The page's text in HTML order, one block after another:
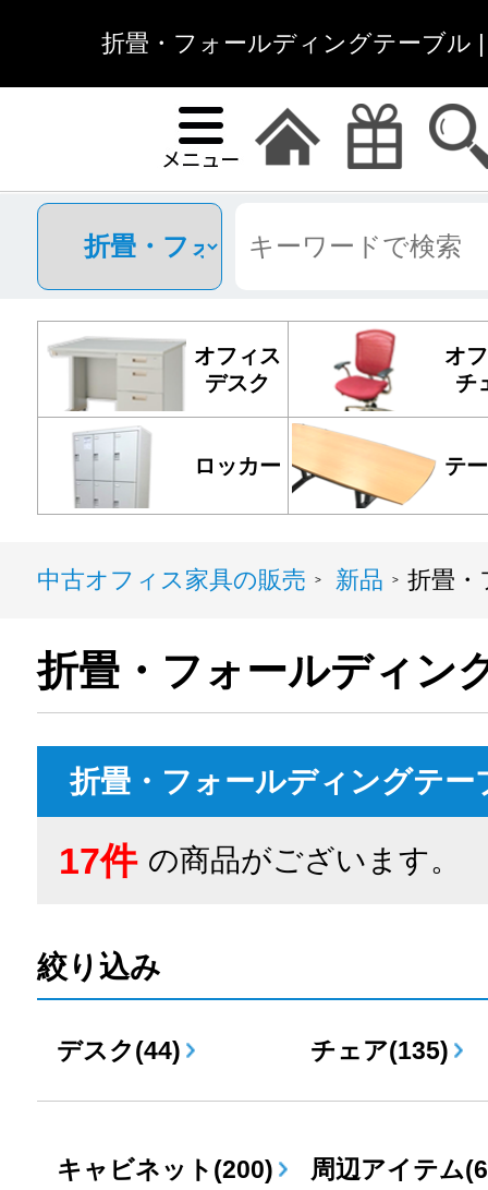
折畳・フォールディングテーブル
オフィス
デスク
オ
チ
ロッカー テ
中古オフィス家具の販売 > 新品 > 折畳・
折畳・フォールディン
折畳・フォールディングテー
17件 の商品がございます。
絞り込み
デスク(44) チェア(135)
キャビネット(200) 周辺アイテム